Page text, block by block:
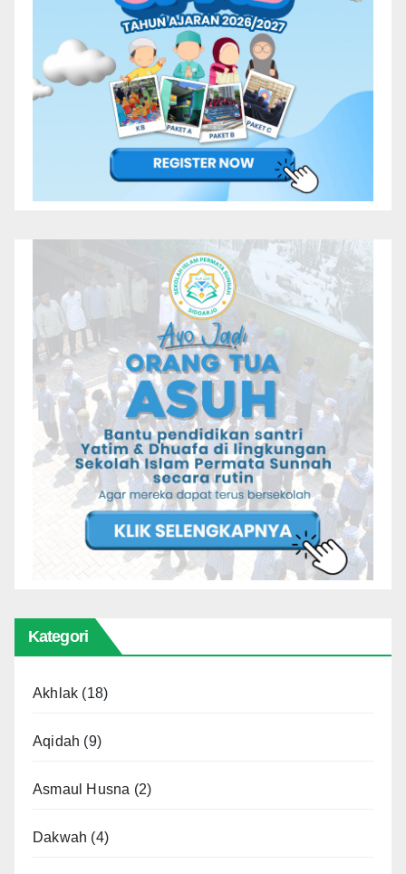
Kategori
Akhlak (18)
Aqidah (9)
Asmaul Husna (2)
Dakwah (4)